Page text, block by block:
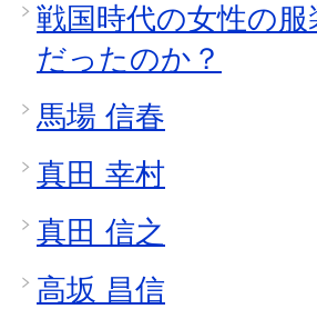
戦国時代の女性の
だったのか？
馬場 信春
真田 幸村
真田 信之
高坂 昌信